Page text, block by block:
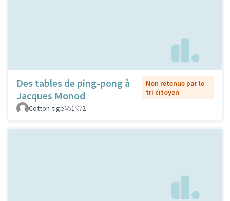
Des tables de ping-pong à
Jacques Monod
Non retenue par le
tri citoyen
Cotton-tige
1 2